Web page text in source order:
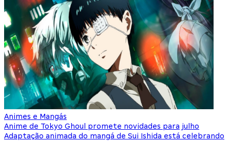
Animes e Mangás
Anime de Tokyo Ghoul promete novidades para julho
Adaptação animada do mangá de Sui Ishida está celebrando